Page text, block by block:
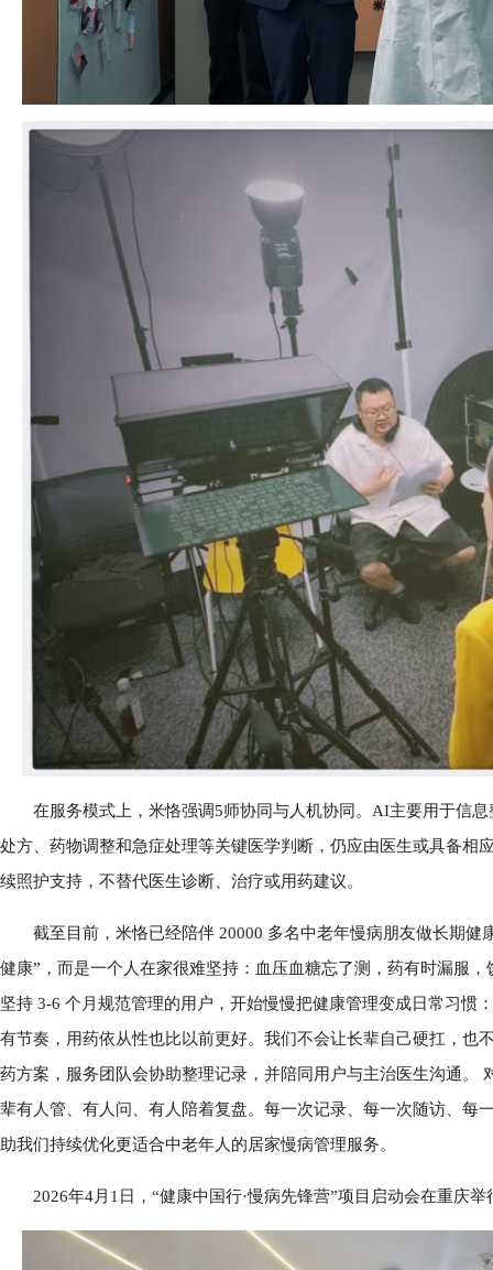
在服务模式上，米恪强调5师协同与人机协同。AI主要用于信息
处方、药物调整和急症处理等关键医学判断，仍应由医生或具备相
续照护支持，不替代医生诊断、治疗或用药建议。
截至目前，米恪已经陪伴 20000 多名中老年慢病朋友做长期健
健康”，而是一个人在家很难坚持：血压血糖忘了测，药有时漏服
坚持 3-6 个月规范管理的用户，开始慢慢把健康管理变成日常习惯
有节奏，用药依从性也比以前更好。我们不会让长辈自己硬扛，也
药方案，服务团队会协助整理记录，并陪同用户与主治医生沟通。
辈有人管、有人问、有人陪着复盘。每一次记录、每一次随访、每
助我们持续优化更适合中老年人的居家慢病管理服务。
2026年4月1日，“健康中国行·慢病先锋营”项目启动会在重庆举